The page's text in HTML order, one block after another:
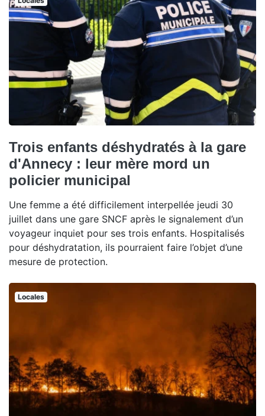
Trois enfants déshydratés à la gare
d'Annecy : leur mère mord un
policier municipal
Une femme a été difficilement interpellée jeudi 30
juillet dans une gare SNCF après le signalement d’un
voyageur inquiet pour ses trois enfants. Hospitalisés
pour déshydratation, ils pourraient faire l’objet d’une
mesure de protection.
Locales